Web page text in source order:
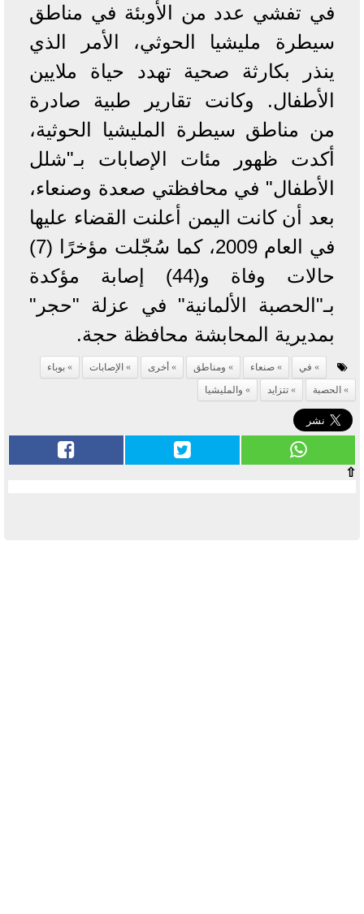
في تفشي عدد من الأوبئة في مناطق
سيطرة مليشيا الحوثي، الأمر الذي
ينذر بكارثة صحية تهدد حياة ملايين
الأطفال. وكانت تقارير طبية صادرة
من مناطق سيطرة المليشيا الحوثية،
أكدت ظهور مئات الإصابات بـ"شلل
الأطفال" في محافظتي صعدة وصنعاء،
بعد أن كانت اليمن أعلنت القضاء عليها
في العام 2009، كما سُجّلت مؤخرًا (7)
حالات وفاة و(44) إصابة مؤكدة
بـ"الحصبة الألمانية" في عزلة "حجر"
بمديرية المحابشة محافظة حجة.
في صنعاء ومناطق أخرى الإصابات
بوباء
الحصبة
تتزايد والمليشيا
⇧